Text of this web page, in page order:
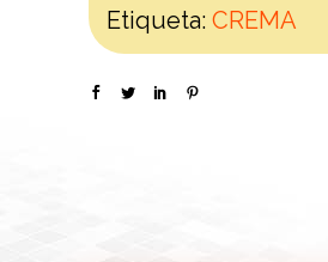
Etiqueta: CREMA